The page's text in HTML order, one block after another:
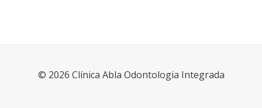
© 2026 Clínica Abla Odontologia Integrada